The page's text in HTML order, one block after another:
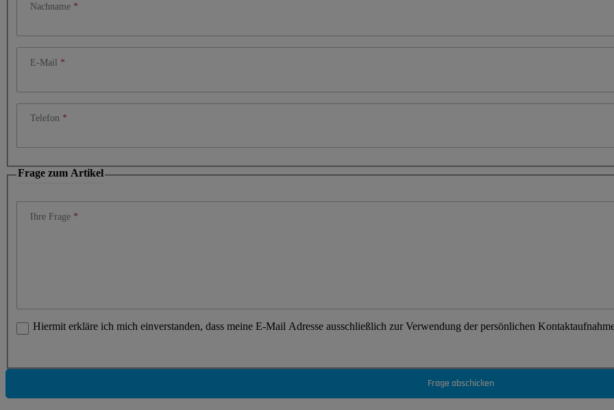
Nachname
E-Mail
Telefon
Frage zum Artikel
Ihre Frage
Hiermit erkläre ich mich einverstanden, dass meine E-Mail Adresse ausschließlich zur Verwendung der persönlichen
Frage abschicken